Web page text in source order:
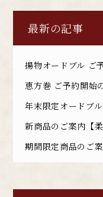
最新の記事
揚物オードブル ご
恵方巻 ご予約開始
年末限定オードブ
新商品のご案内【
期間限定商品のご